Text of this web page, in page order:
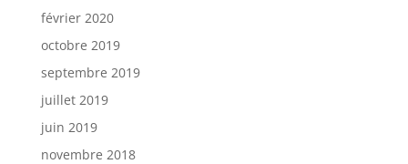
février 2020
octobre 2019
septembre 2019
juillet 2019
juin 2019
novembre 2018